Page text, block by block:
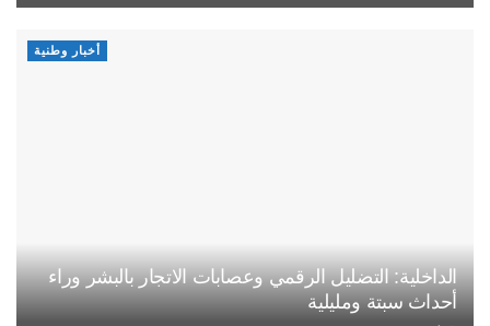
أخبار وطنية
الداخلية: التضليل الرقمي وعصابات الاتجار بالبشر وراء
أحداث سبتة ومليلية